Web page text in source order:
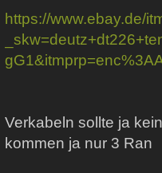
https://www.ebay.de/
Verkabeln sollte ja
kommen ja nur 3 Ran